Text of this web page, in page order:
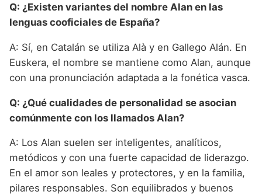
Q: ¿Existen variantes del nombre Alan en las
lenguas cooficiales de España?
A: Sí, en Catalán se utiliza Alà y en Gallego Alán. En
Euskera, el nombre se mantiene como Alan, aunque
con una pronunciación adaptada a la fonética vasca.
Q: ¿Qué cualidades de personalidad se asocian
comúnmente con los llamados Alan?
A: Los Alan suelen ser inteligentes, analíticos,
metódicos y con una fuerte capacidad de liderazgo.
En el amor son leales y protectores, y en la familia,
pilares responsables. Son equilibrados y buenos